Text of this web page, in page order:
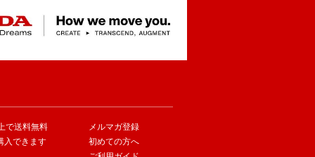
で送料無料
入できます
メルマガ登録
初めての方へ